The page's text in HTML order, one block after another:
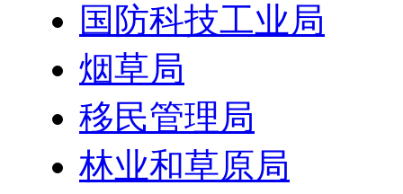
国防科技工业局
烟草局
移民管理局
林业和草原局